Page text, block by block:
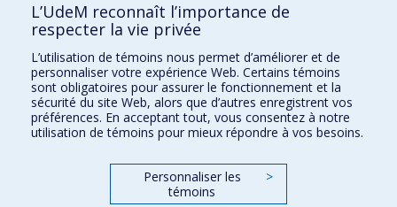
BESOIN D'AIDE?
Plan du site
Signaler une erreur
Accessibilité
FACULTÉ DES ARTS ET DES SCIENCES
Nos programmes et cours
L’UdeM reconnaît l’importance de
respecter la vie privée
L’utilisation de témoins nous permet d’améliorer et de
personnaliser votre expérience Web. Certains témoins
sont obligatoires pour assurer le fonctionnement et la
sécurité du site Web, alors que d’autres enregistrent vos
préférences. En acceptant tout, vous consentez à notre
utilisation de témoins pour mieux répondre à vos besoins.
Personnaliser les
témoins
>